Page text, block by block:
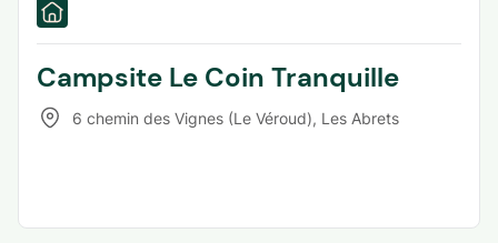
Campsite Le Coin Tranquille
6 chemin des Vignes (Le Véroud), Les Abrets